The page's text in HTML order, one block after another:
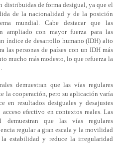
distribuidas de forma desigual, ya que el
de la nacionalidad y de la posición
mundial. Cabe destacar que las
ampliado con mayor fuerza para las
índice de desarrollo humano (IDH) alto
las personas de países con un IDH más
mucho más modesto, lo que refuerza la
demuestran que las vías regulares
la cooperación, pero su aplicación varía
en resultados desiguales y desajustes
efectivo en contextos reales. Las
que las vías regulares
regular a gran escala y la movilidad
estabilidad y reduce la irregularidad